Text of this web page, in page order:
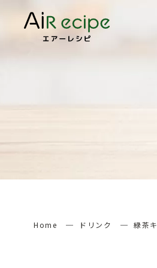
Home ドリンク 緑茶